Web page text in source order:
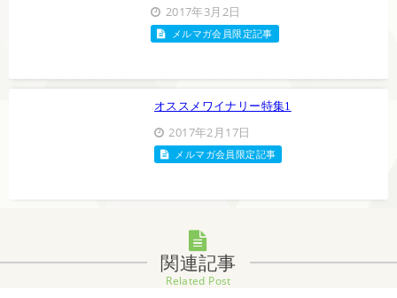
2017年3月2日
メルマガ会員限定記事
オススメワイナリー特集1
2017年2月17日
メルマガ会員限定記事
関連記事
Related Post